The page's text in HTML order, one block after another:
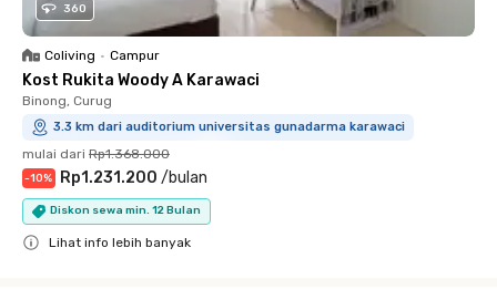
360
Coliving • Campur
Kost Rukita Woody A Karawaci
Binong, Curug
3.3 km dari auditorium universitas gunadarma karawaci
mulai dari Rp1.368.000
-10% Rp1.231.200 /bulan
Diskon sewa min. 12 Bulan
Lihat info lebih banyak